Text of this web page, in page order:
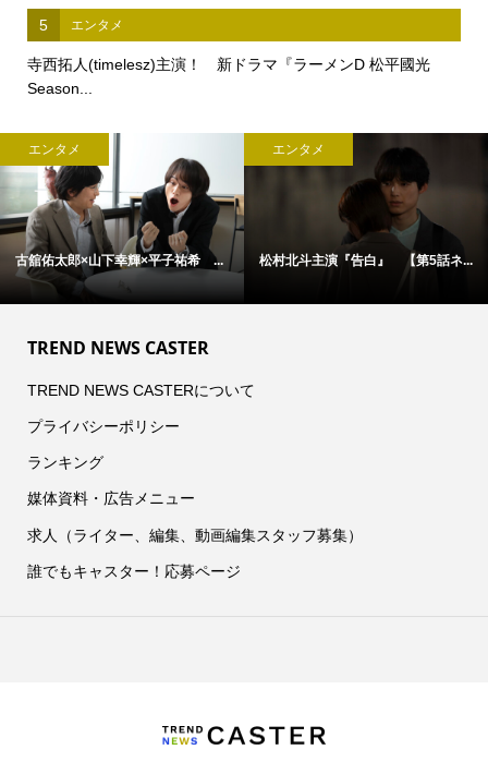
5 エンタメ
寺西拓人(timelesz)主演！ 新ドラマ『ラーメンD 松平國光
Season...
エンタメ
古舘佑太郎×山下幸輝×平子祐希 ...
エンタメ
松村北斗主演『告白』 【第5話ネ...
TREND NEWS CASTER
TREND NEWS CASTERについて
プライバシーポリシー
ランキング
媒体資料・広告メニュー
求人（ライター、編集、動画編集スタッフ募集）
誰でもキャスター！応募ページ